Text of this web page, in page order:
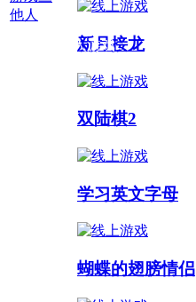
他人
多人游戏 :
新月接龙
双陆棋2
学习英文字母
蝴蝶的翅膀情侣